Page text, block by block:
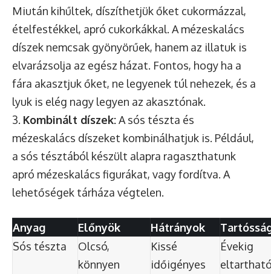
Miután kihűltek, díszíthetjük őket cukormázzal,
ételfestékkel, apró cukorkákkal. A mézeskalács
díszek nemcsak gyönyörűek, hanem az illatuk is
elvarázsolja az egész házat. Fontos, hogy ha a
fára akasztjuk őket, ne legyenek túl nehezek, és a
lyuk is elég nagy legyen az akasztónak.
3. Kombinált díszek:A sós tészta és
mézeskalács díszeket kombinálhatjuk is. Például,
a sós tésztából készült alapra ragaszthatunk
apró mézeskalács figurákat, vagy fordítva. A
lehetőségek tárháza végtelen.
Anyag Előnyök Hátrányok
Sós tészta
Olcsó,
könnyen
Kissé
időigényes
Évekig